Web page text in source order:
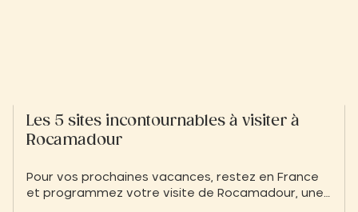
Les 5 sites incontournables à visiter à
Rocamadour
Pour vos prochaines vacances, restez en France
et programmez votre visite de Rocamadour, une